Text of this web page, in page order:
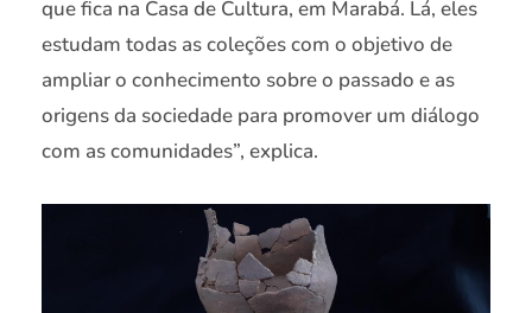
que fica na Casa de Cultura, em Marabá. Lá, eles
estudam todas as coleções com o objetivo de
ampliar o conhecimento sobre o passado e as
origens da sociedade para promover um diálogo
com as comunidades”, explica.